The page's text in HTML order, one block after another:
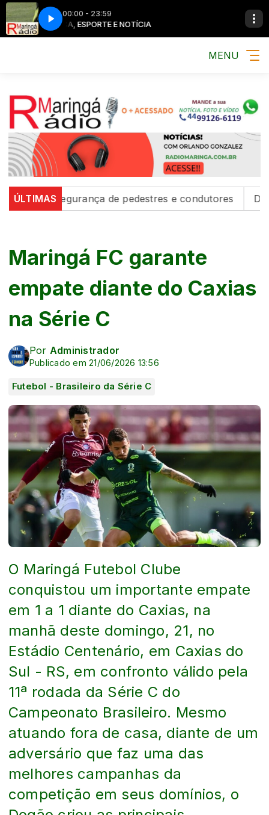
00:00 - 23:59
MÚSICA, ESPORTE E NOTÍCIA MÚSICA,
MENU
ÚLTIMAS
segurança de pedestres e condutores Defesa
Maringá FC garante
empate diante do Caxias
na Série C
Por Administrador
Publicado em 21/06/2026 13:56
Futebol - Brasileiro da Série C
O Maringá Futebol Clube
conquistou um importante empate
em 1 a 1 diante do Caxias, na
manhã deste domingo, 21, no
Estádio Centenário, em Caxias do
Sul - RS, em confronto válido pela
11ª rodada da Série C do
Campeonato Brasileiro. Mesmo
atuando fora de casa, diante de um
adversário que faz uma das
melhores campanhas da
competição em seus domínios, o